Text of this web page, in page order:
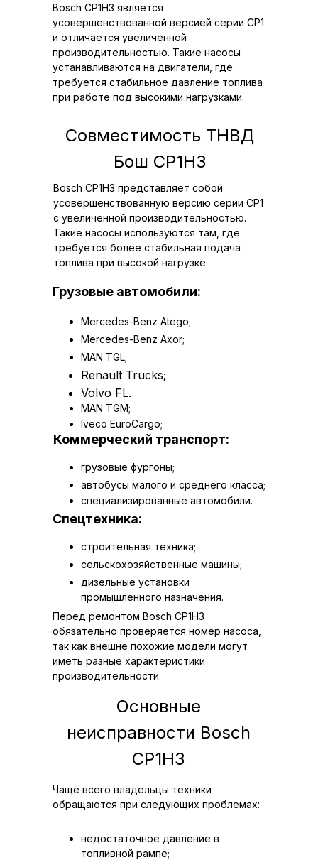
Bosch CP1H3 является
усовершенствованной версией серии CP1
и отличается увеличенной
производительностью. Такие насосы
устанавливаются на двигатели, где
требуется стабильное давление топлива
при работе под высокими нагрузками.
Совместимость ТНВД
Бош CP1Н3
Bosch CP1H3 представляет собой
усовершенствованную версию серии CP1
с увеличенной производительностью.
Такие насосы используются там, где
требуется более стабильная подача
топлива при высокой нагрузке.
Грузовые автомобили:
Mercedes-Benz Atego;
Mercedes-Benz Axor;
MAN TGL;
MAN TGM;
Iveco EuroCargo;
Коммерческий транспорт:
грузовые фургоны;
автобусы малого и среднего класса;
специализированные автомобили.
Спецтехника:
строительная техника;
сельскохозяйственные машины;
дизельные установки
промышленного назначения.
Основные
неисправности Bosch
CP1H3
Чаще всего владельцы техники
обращаются при следующих проблемах:
недостаточное давление в
топливной рампе;
Renault Trucks;
Volvo FL.
Перед ремонтом Bosch CP1H3
обязательно проверяется номер насоса,
так как внешне похожие модели могут
иметь разные характеристики
производительности.